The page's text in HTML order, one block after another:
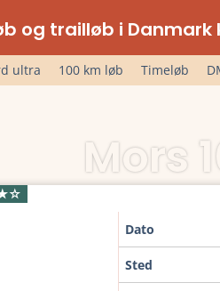
og trailløb i Danmark
ultra 100 km løb Timeløb
Mors
Dato
Sted